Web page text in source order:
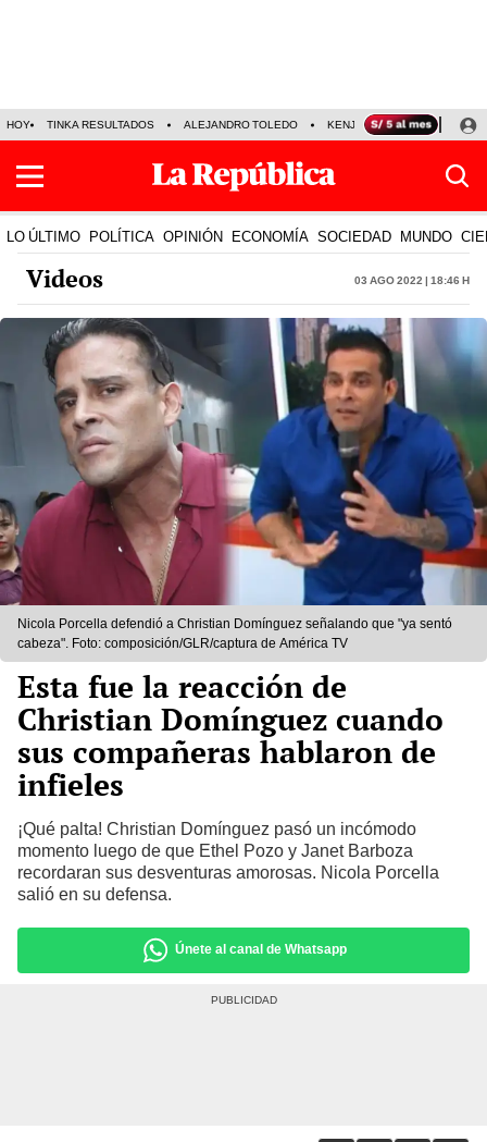
HOY TINKA RESULTADOS ALEJANDRO TOLEDO KENJI FUJIMORI
LO ÚLTIMO POLÍTICA OPINIÓN ECONOMÍA SOCIEDAD MUNDO
Videos 03 Ago 2022 | 18:46 h
Nicola Porcella defendió a Christian Domínguez señalando que "ya sentó
cabeza". Foto: composición/GLR/captura de América TV
Esta fue la reacción de
Christian Domínguez cuando
sus compañeras hablaron de
infieles
¡Qué palta! Christian Domínguez pasó un incómodo
momento luego de que Ethel Pozo y Janet Barboza
recordaran sus desventuras amorosas. Nicola Porcella
salió en su defensa.
Únete al canal de Whatsapp